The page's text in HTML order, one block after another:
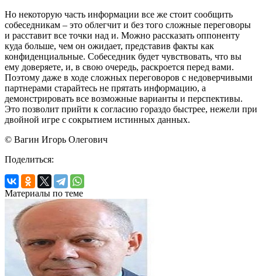
Но некоторую часть информации все же стоит сообщить
собеседникам – это облегчит и без того сложные переговоры
и расставит все точки над и. Можно рассказать оппоненту
куда больше, чем он ожидает, представив факты как
конфиденциальные. Собеседник будет чувствовать, что вы
ему доверяете, и, в свою очередь, раскроется перед вами.
Поэтому даже в ходе сложных переговоров с недоверчивыми
партнерами старайтесь не прятать информацию, а
демонстрировать все возможные варианты и перспективы.
Это позволит прийти к согласию гораздо быстрее, нежели при
двойной игре с сокрытием истинных данных.
© Вагин Игорь Олегович
Поделиться:
Материалы по теме